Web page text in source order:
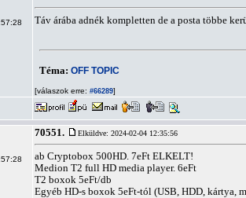
Táv árába adnék kompletten de a posta többe
Téma: OFF TOPIC
[válaszok erre: #66289]
70551. Elküldve: 2024-02-04 12:35:56
ab Cryptobox 500HD. 7eFt ELKELT!
Medion T2 full HD media player. 6eFt
T2 boxok 5eFt/db
Egyéb HD-s boxok 5eFt-tól (USB, HDD, kártya,